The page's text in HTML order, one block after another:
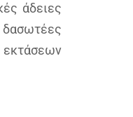
άδειες
δασωτέες
εκτάσεων